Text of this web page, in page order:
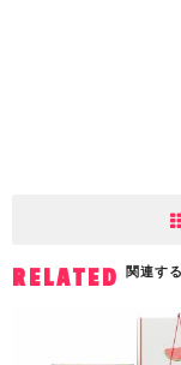
RELATED 関連す